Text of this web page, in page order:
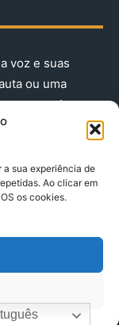
a sua experiência de
Ao clicar em
os cookies.
voz e suas
ou uma
agora!
0001-36 End .
– Sala